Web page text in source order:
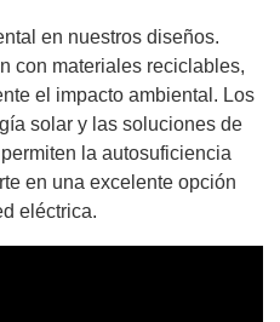
en nuestros diseños.
con materiales reciclables,
el impacto ambiental. Los
solar y las soluciones de
la autosuficiencia
en una excelente opción
eléctrica.